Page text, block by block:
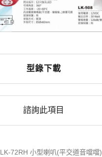
型錄下載
諮詢此項目
LK-72RH 小型喇叭(平交道音噹噹)